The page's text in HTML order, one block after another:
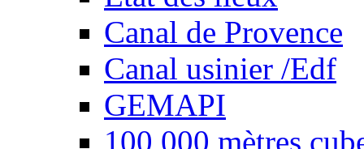
Canal de Provence
Canal usinier /Edf
GEMAPI
100 000 mètres